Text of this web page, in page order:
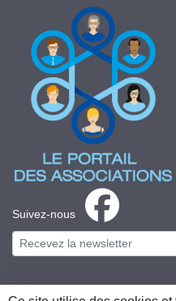
Suivez-nous